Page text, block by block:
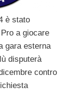
è stato
a giocare
gara esterna
disputerà
contro